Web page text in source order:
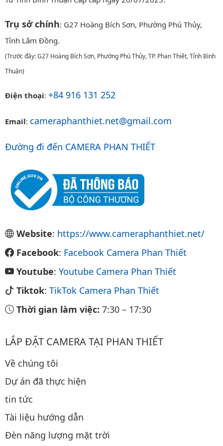
Trụ sở chính: G27 Hoàng Bích Sơn, Phường Phú Thủy,
Tỉnh Lâm Đồng.
(Trước đây: G27 Hoàng Bích Sơn, Phường Phú Thủy, TP. Phan Thiết, Tỉnh Bình
Thuận)
Điện thoại: +84 916 131 252
Email: cameraphanthiet.net@gmail.com
Đường đi đến CAMERA PHAN THIẾT
Website: https://www.cameraphanthiet.net/
Facebook: Facebook Camera Phan Thiết
Youtube: Youtube Camera Phan Thiết
Tiktok: TikTok Camera Phan Thiết
Thời gian làm việc: 7:30 – 17:30
LẮP ĐẶT CAMERA TẠI PHAN THIẾT
Về chúng tôi
Dự án đã thực hiện
tin tức
Tài liệu hướng dẫn
Đèn năng lượng mặt trời